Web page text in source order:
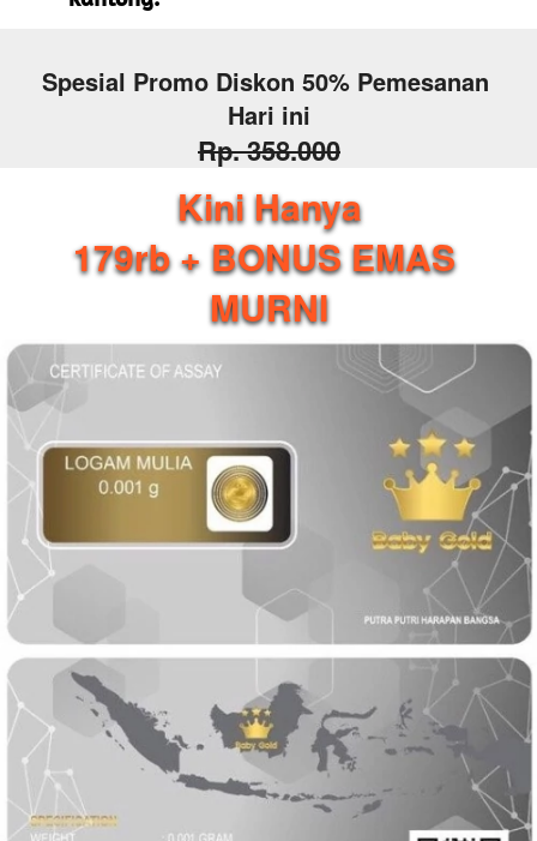
Spesial Promo Diskon 50% Pemesanan
Hari ini
Rp. 358.000
Kini Hanya
179rb + BONUS EMAS
MURNI